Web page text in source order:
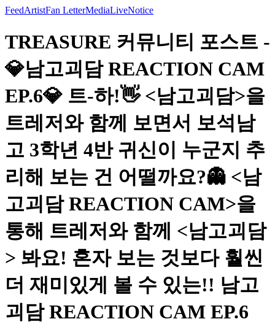
FeedArtistFan LetterMediaLiveNotice
TREASURE 커뮤니티 포스트 -
💎남고괴담 REACTION CAM
EP.6💎 트-하!👋 <남고괴담>을
트레저와 함께 보면서 보석남
고 3학년 4반 귀신이 누군지 추
리해 보는 건 어떨까요?👻 <남
고괴담 REACTION CAM>을
통해 트레저와 함께 <남고괴담
> 봐요! 혼자 보는 것보다 훨씬
더 재미있게 볼 수 있는!! 남고
괴담 REACTION CAM EP.6